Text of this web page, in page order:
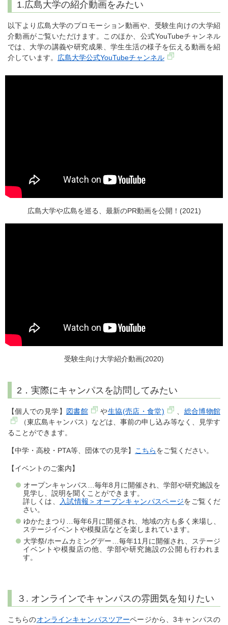
1.広島大学の紹介動画をみたい
以下より広島大学のプロモーション動画や、受験生向けの大学紹
介動画がご覧いただけます。このほか、公式YouTubeチャンネル
では、大学の講義や研究成果、学生生活の様子を伝える動画を紹
介しています。 広島大学公式YouTubeチャンネル
広島大学や広島を巡る、最新のPR動画を公開！(2021)
受験生向け大学紹介動画(2020)
2．実際にキャンパスを訪問してみたい
【個人での見学】 図書館 や生協(売店・食堂)
総合博物館
（東広島キャンパス）などは、事前の申し込み等なく、見学す
ることができます。
【中学・高校・PTA等、団体での見学】 こちらをご覧ください。
【イベントのご案内】
オープンキャンパス…毎年8月に開催され、学部や研究施設を
見学し、説明を聞くことができます。
詳しくは、
入試情報＞オープンキャンパスページをご覧くだ
さい。
ゆかたまつり…毎年6月に開催され、地域の方も多く来場し、
ステージイベントや模擬店などを楽しまれています。
大学祭/ホームカミングデー…毎年11月に開催され、ステージ
イベントや模擬店の他、学部や研究施設の公開も行われま
す。
３. オンラインでキャンパスの雰囲気を知りたい
こちらのオンラインキャンパスツアーページから、3キャンパスの